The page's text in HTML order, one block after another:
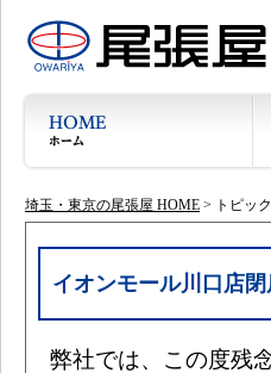
埼玉・東京の尾張屋 HOME > トピッ
イオンモール川口店
弊社では、この度残